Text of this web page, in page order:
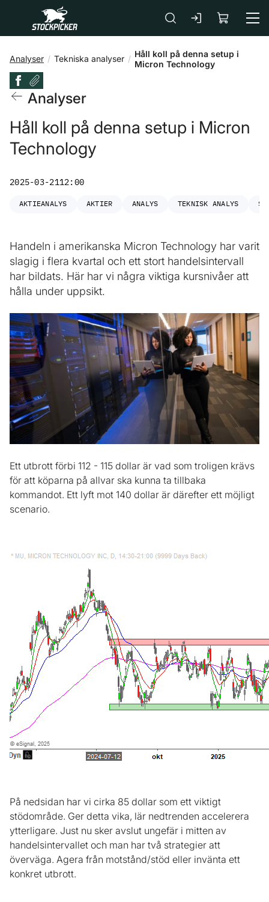
Gå till huvudinnehåll
Analyser Tekniska analyser
Håll koll på denna setup i
Micron Technology
Analyser
Håll koll på denna setup i Micron
Technology
2025-03-2112:00
AKTIEANALYS AKTIER ANALYS TEKNISK ANALYS
Handeln i amerikanska Micron Technology har varit
slagig i flera kvartal och ett stort handelsintervall
har bildats. Här har vi några viktiga kursnivåer att
hålla under uppsikt.
Ett utbrott förbi 112 - 115 dollar är vad som troligen krävs
för att köparna på allvar ska kunna ta tillbaka
kommandot. Ett lyft mot 140 dollar är därefter ett möjligt
scenario.
På nedsidan har vi cirka 85 dollar som ett viktigt
stödområde. Ger detta vika, lär nedtrenden accelerera
ytterligare. Just nu sker avslut ungefär i mitten av
handelsintervallet och man har två strategier att
överväga. Agera från motstånd/stöd eller invänta ett
konkret utbrott.